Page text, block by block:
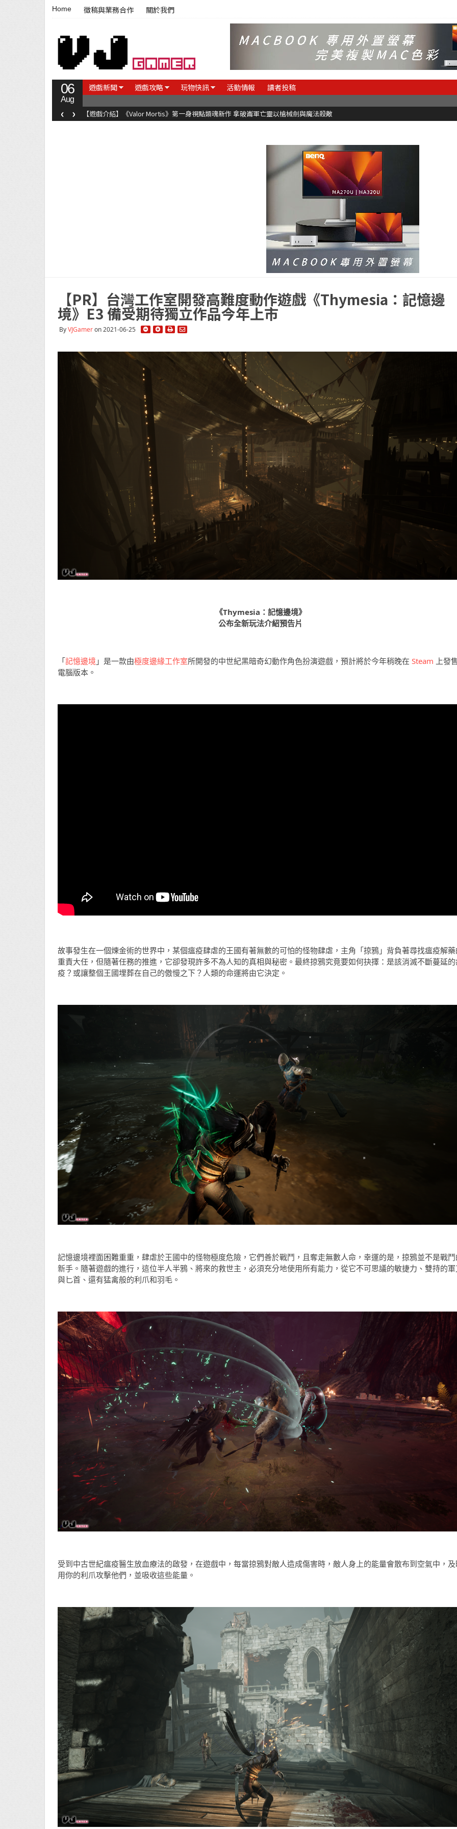
Home 徵稿與業務合作 關於我們
06
Aug
遊戲新聞 遊戲攻略 玩物快訊 活動情報 讀者投稿
【遊戲介紹】《Valor Mortis》第一身視點類魂新作 拿破崙軍亡靈以槍械劍與魔法殺敵
‹ ›
【PR】台灣工作室開發高難度動作遊戲《Thymesia：記憶邊
境》E3 備受期待獨立作品今年上市
ByVJGameron 2021-06-25
《Thymesia：記憶邊境》
公布全新玩法介紹預告片
「記憶邊境 」是一款由極度邊緣工作室所開發的中世紀黑暗奇幻動作角色扮演遊戲，預計將於今年稍晚在 Steam 上發
電腦版本。
故事發生在一個煉金術的世界中，某個瘟疫肆虐的王國有著無數的可怕的怪物肆虐，主角「掠鴉」背負著尋找瘟疫解
重責大任，但隨著任務的推進，它卻發現許多不為人知的真相與秘密。最終掠鴉究竟要如何抉擇：是該消滅不斷蔓延
疫？或讓整個王國埋葬在自己的傲慢之下？人類的命運將由它決定。
記憶邊境裡面困難重重，肆虐於王國中的怪物極度危險，它們善於戰鬥，且奪走無數人命，幸運的是，掠鴉並不是戰
新手。隨著遊戲的進行，這位半人半鴉、將來的救世主，必須充分地使用所有能力，從它不可思議的敏捷力、雙持的
與匕首、還有猛禽般的利爪和羽毛。
受到中古世紀瘟疫醫生放血療法的啟發，在遊戲中，每當掠鴉對敵人造成傷害時，敵人身上的能量會散布到空氣中，
用你的利爪攻擊他們，並吸收這些能量。